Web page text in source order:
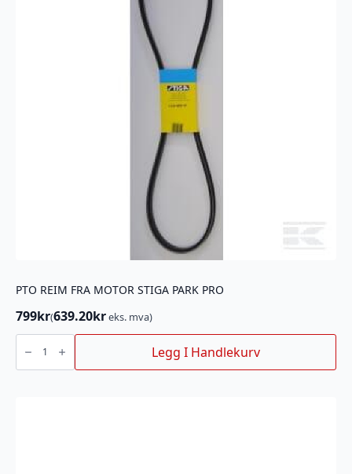
PTO REIM FRA MOTOR STIGA PARK PRO
799kr(639.20kreks. mva)
PTO
FRA
MOTOR
Legg I Handlekurv